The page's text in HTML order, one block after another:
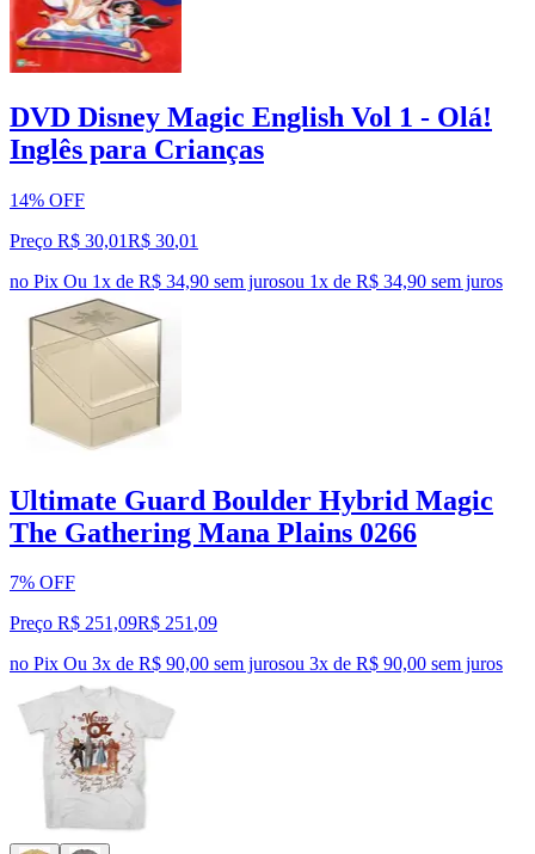
DVD Disney Magic English Vol 1 - Olá!
Inglês para Crianças
14% OFF
Preço R$ 30,01R$ 30,01
no Pix Ou 1x de R$ 34,90 sem jurosou 1x de R$ 34,90 sem juros
Ultimate Guard Boulder Hybrid Magic
The Gathering Mana Plains 0266
7% OFF
Preço R$ 251,09R$ 251,09
no Pix Ou 3x de R$ 90,00 sem jurosou 3x de R$ 90,00 sem juros